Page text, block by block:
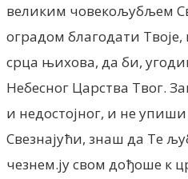
великим човекољубљем
оградом благодати Твоје,
срца њихова, да би,
Небесног Царства Твог.
и недостојног, и не
Свезнајући, знаш да Те
чезнем.ју свом дођоше к